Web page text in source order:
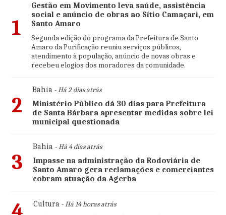
1
Gestão em Movimento leva saúde, assistência
social e anúncio de obras ao Sítio Camaçari, em
Santo Amaro
Segunda edição do programa da Prefeitura de Santo
Amaro da Purificação reuniu serviços públicos,
atendimento à população, anúncio de novas obras e
recebeu elogios dos moradores da comunidade.
2
Bahia- Há 2 dias atrás
Ministério Público dá 30 dias para Prefeitura
de Santa Bárbara apresentar medidas sobre lei
municipal questionada
3
Bahia- Há 4 dias atrás
Impasse na administração da Rodoviária de
Santo Amaro gera reclamações e comerciantes
cobram atuação da Agerba
Cultura- Há 14 horas atrás